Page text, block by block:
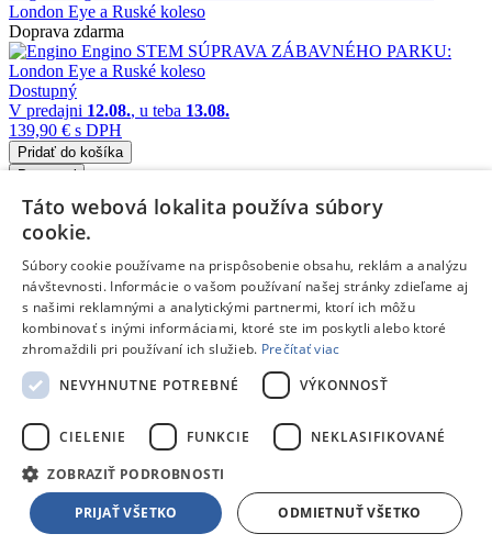
London Eye a Ruské koleso
Doprava zdarma
Dostupný
V predajni 12.08., u teba 13.08.
139,90 € s DPH
Pridať do košíka
Porovnať
212651
Engino
Engino Engino MEGA BUILDS: Dvojmotorový vrtuľník
Doprava zdarma
Dostupný
V predajni
159,90 €
Pridať do košíka
Porovnať
212649
Táto webová lokalita používa súbory
cookie.
Súbory cookie používame na prispôsobenie obsahu, reklám a analýzu
návštevnosti. Informácie o vašom používaní našej stránky zdieľame aj
s našimi reklamnými a analytickými partnermi, ktorí ich môžu
kombinovať s inými informáciami, ktoré ste im poskytli alebo ktoré
zhromaždili pri používaní ich služieb. Prečítať viac
NEVYHNUTNE POTREBNÉ
VÝKONNOSŤ
CIELENIE FUNKCIE NEKLASIFIKOVANÉ
ZOBRAZIŤ PODROBNOSTI
PRIJAŤ VŠETKO ODMIETNUŤ VŠETKO